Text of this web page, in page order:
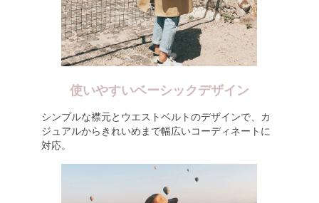
使いやすいベーシックデザイン
シンプルな襟元とウエストベルトのデザインで、カ
ジュアルからきれいめまで幅広いコーディネートに
対応。